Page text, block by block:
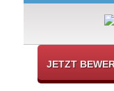
JETZT